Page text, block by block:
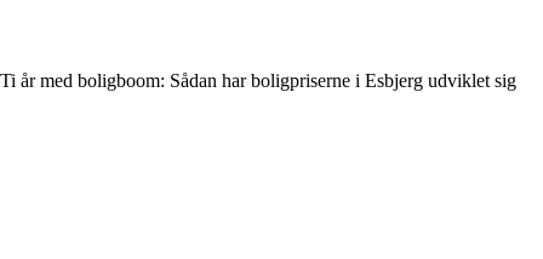
Ti år med boligboom: Sådan har boligpriserne i Esbjerg udviklet sig